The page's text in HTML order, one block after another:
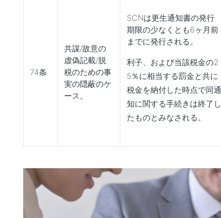
74条
共謀/故意の
虚偽記載/脱
税のための事
実の隠蔽のケ
ース。
SCNは更生通知書の発行
期限の少なくとも6ヶ月前
までに発行される。
利子、および当該税金の2
5％に相当する罰金と共に
税金を納付した時点で同通
知に関する手続きは終了し
たものとみなされる。